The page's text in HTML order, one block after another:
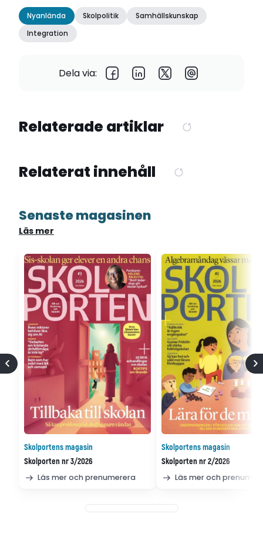
Nyanlända Skolpolitik
Samhällskunskap
Integration
Dela via:
Relaterade artiklar
Relaterat innehåll
Senaste magasinen
Läs mer
Skolportens magasin
Skolporten nr 3/2026
Läs mer och prenumerera
Skolportens magasin
Skolporten nr 2/2026
Läs mer och